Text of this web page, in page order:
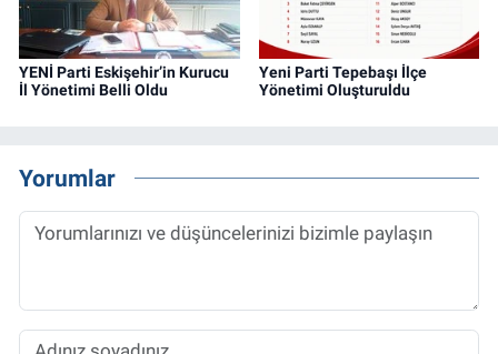
YENİ Parti Eskişehir’in Kurucu
İl Yönetimi Belli Oldu
Yeni Parti Tepebaşı İlçe
Yönetimi Oluşturuldu
Yorumlar